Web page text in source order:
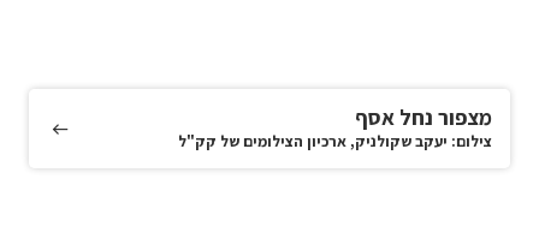
מצפור נחל אסף
צילום: יעקב שקולניק, ארכיון הצילומים של קק"ל